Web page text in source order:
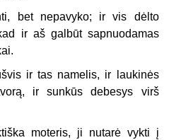
bet nepavyko; ir vis dėlto
ir aš galbūt sapnuodamas
ir tas namelis, ir laukinės
ir sunkūs debesys virš
moteris, ji nutarė vykti į